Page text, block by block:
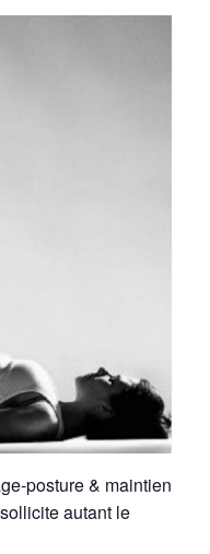
posture & maintien
autant le